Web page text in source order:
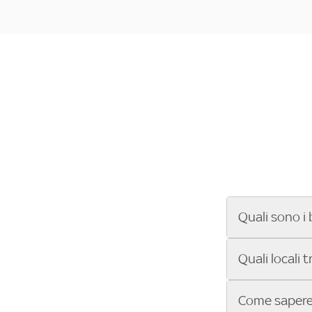
Quali sono i
Se cerchi un
ENILIVE, la
Sky Bar ti
Quali locali
Vuoi sapere
Come